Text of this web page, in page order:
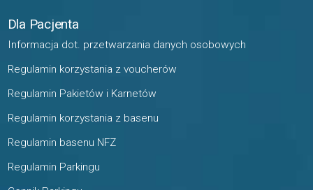
Dla Pacjenta
Informacja dot. przetwarzania danych osobowych
Regulamin korzystania z voucherów
Regulamin Pakietów i Karnetów
Regulamin korzystania z basenu
Regulamin basenu NFZ
Regulamin Parkingu